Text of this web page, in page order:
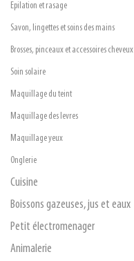
Epilation et rasage
Savon, lingettes et soins des mains
Brosses, pinceaux et accessoires cheveux
Soin solaire
Maquillage du teint
Maquillage des levres
Maquillage yeux
Onglerie
Cuisine
Boissons gazeuses, jus et eaux
Petit électromenager
Animalerie